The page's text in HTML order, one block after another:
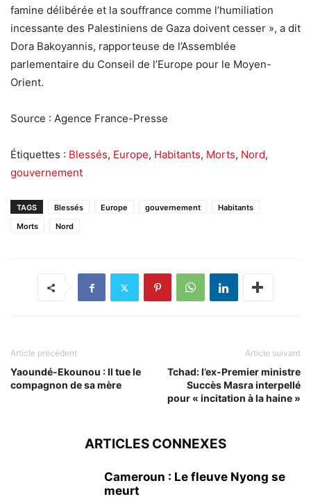
famine délibérée et la souffrance comme l’humiliation
incessante des Palestiniens de Gaza doivent cesser », a dit
Dora Bakoyannis, rapporteuse de l’Assemblée
parlementaire du Conseil de l’Europe pour le Moyen-
Orient.
Source : Agence France-Presse
Étiquettes : Blessés, Europe, Habitants, Morts, Nord,
gouvernement
TAGS Blessés Europe gouvernement
Habitants
Morts
Nord
Article précédent
Yaoundé-Ekounou : Il tue le
compagnon de sa mère
Article suivant
Tchad: l’ex-Premier ministre
Succès Masra interpellé
pour « incitation à la haine »
ARTICLES CONNEXES
Cameroun : Le fleuve Nyong se
meurt